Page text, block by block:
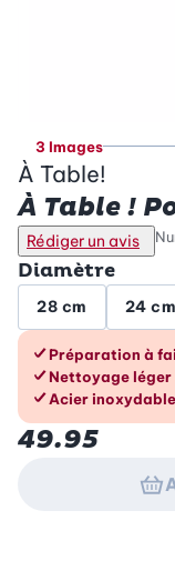
3 Images
À Table!
À Table !
Rédiger un avis
Diamètre
28 cm 24 cm
Les
Préparation à
Nettoyage léger
Acier
49.95